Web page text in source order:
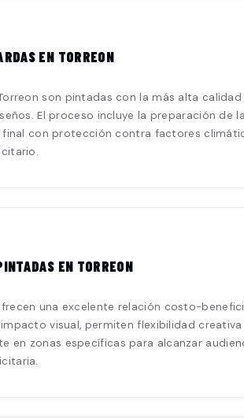
EN TORREON
son pintadas con la más alta
El proceso incluye la preparación de
con protección contra factores
EN TORREON
una excelente relación costo-
visual, permiten flexibilidad
en zonas específicas para alcanzar